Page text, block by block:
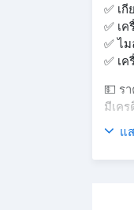
✅ เ
✅ เ
✅ ไ
✅ เ
💵 ร
มีเค
รถอยู่
แ